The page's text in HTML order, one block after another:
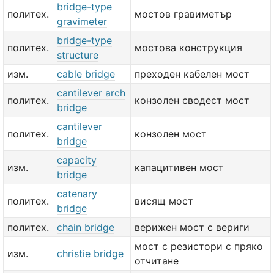
политех.
bridge-type
gravimeter
мостов гравиметър
политех.
bridge-type
structure
мостова конструкция
изм. cable bridge преходен кабелен мост
политех.
cantilever arch
bridge
конзолен сводест мост
политех.
cantilever
bridge
конзолен мост
изм.
capacity
bridge
капацитивен мост
политех.
catenary
bridge
висящ мост
политех. chain bridge верижен мост с вериги
изм. christie bridge
мост с резистори с пряко
отчитане